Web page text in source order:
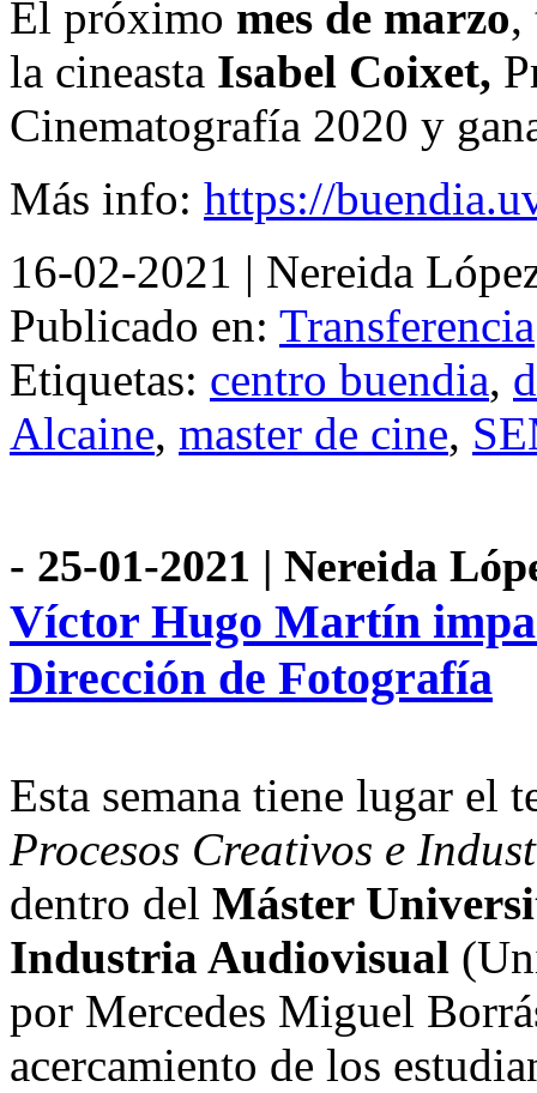
El próximo mes de marzo,
la cineasta Isabel Coixet,
Cinematografía 2020 y
Más info: https://
16-02-2021 | Nereida
Publicado en: Transferencia
Etiquetas: centro buendia,
Alcaine, master de cine,
- 25-01-2021 | Nereida
Víctor Hugo Martín
Dirección de Fotografía
Esta semana tiene lugar el
Procesos Creativos e
dentro del Máster
Industria Audiovisual
por Mercedes Miguel
acercamiento de los